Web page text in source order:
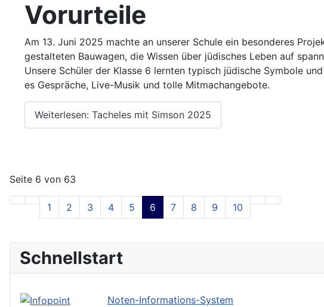
Vorurteile
Am 13. Juni 2025 machte an unserer Schule ein besonderes
gestalteten Bauwagen, die Wissen über jüdisches Leben auf
Unsere Schüler der Klasse 6 lernten typisch jüdische Symbole
es Gespräche, Live-Musik und tolle Mitmachangebote.
Weiterlesen: Tacheles mit Simson 2025
Seite 6 von 63
1 2 3 4 5 6 7 8 9 10
Schnellstart
Noten-Informations-System